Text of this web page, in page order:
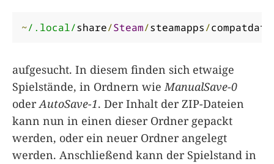
~/.local/share/Steam/steamapps/compatdata
aufgesucht. In diesem finden sich etwaige
Spielstände, in Ordnern wieManualSave-0
oderAutoSave-1. Der Inhalt der ZIP-Dateien
kann nun in einen dieser Ordner gepackt
werden, oder ein neuer Ordner angelegt
werden. Anschließend kann der Spielstand in